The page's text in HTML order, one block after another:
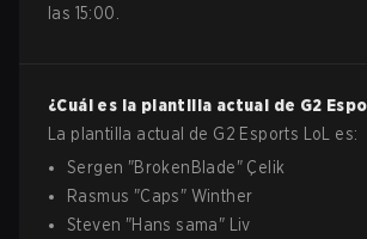
las 15:00.
¿Cuál es la plantilla actual de G2
La plantilla actual de G2 Esports LoL
es:
Sergen "BrokenBlade" Çelik
Rasmus "Caps" Winther
Steven "Hans sama" Liv